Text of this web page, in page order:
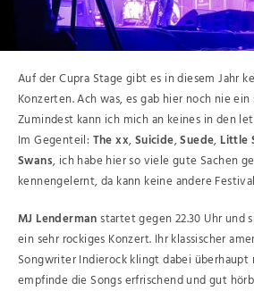
Auf der Cupra Stage gibt es in diesem Jahr
Konzerten. Ach was, es gab hier noch nie
Zumindest kann ich mich an keines in den
Im Gegenteil:The xx,Suicide,Suede, Little
Swans, ich habe hier so viele gute Sachen
kennengelernt, da kann keine andere
MJ Lendermanstartet gegen 22.30 Uhr und
ein sehr rockiges Konzert. Ihr klassischer
Songwriter Indierock klingt dabei überhaupt
empfinde die Songs erfrischend und gut